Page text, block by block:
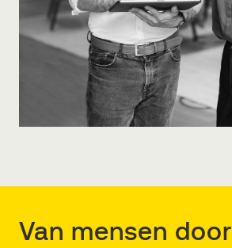
Van mensen door